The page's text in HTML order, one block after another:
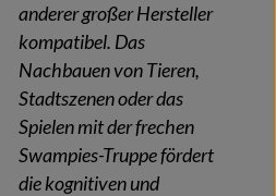
anderer großer Hersteller
kompatibel. Das
Nachbauen von Tieren,
Stadtszenen oder das
Spielen mit der frechen
Swampies-Truppe fördert
die kognitiven und